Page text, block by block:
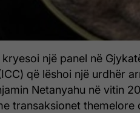
një panel në
që lëshoi një urdhër
Netanyahu në vitin
transaksionet themelore